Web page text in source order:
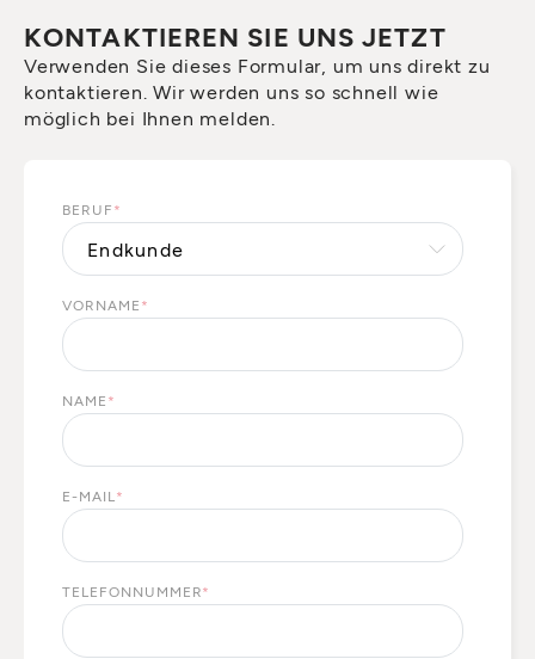
KONTAKTIEREN SIE UNS JETZT
Verwenden Sie dieses Formular, um uns direkt zu
kontaktieren. Wir werden uns so schnell wie
möglich bei Ihnen melden.
BERUF *
VORNAME *
NAME *
E-MAIL *
TELEFONNUMMER*